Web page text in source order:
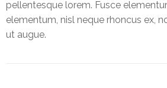
pellentesque lorem. Fusce
elementum, nisl neque rhoncus ex,
ut augue.